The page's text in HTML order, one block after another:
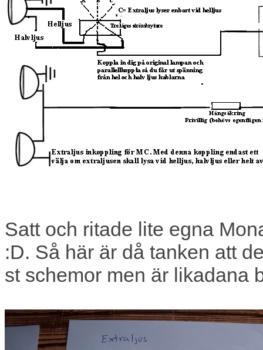
Satt och ritade lite egna
:D. Så här är då tanken att
st schemor men är likadana